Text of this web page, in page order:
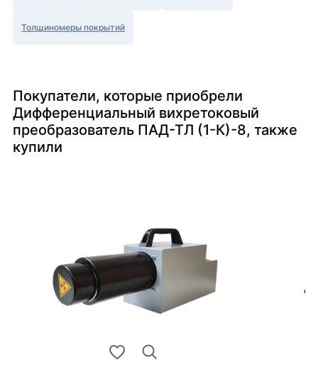
Толщиномеры покрытий
Покупатели, которые приобрели
Дифференциальный вихретоковый
преобразователь ПАД-ТЛ (1-К)-8, также
купили